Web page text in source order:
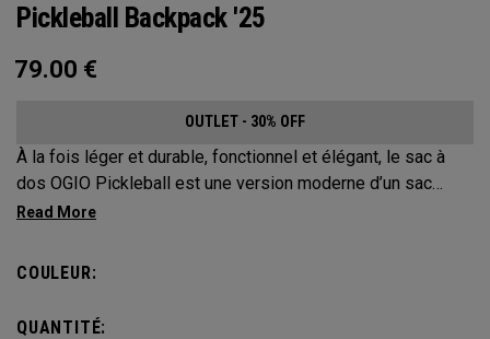
Pickleball Backpack '25
79.00 €
OUTLET - 30% OFF
À la fois léger et durable, fonctionnel et élégant, le sac à
dos OGIO Pickleball est une version moderne d’un sac
classique. Ce sac à dos extrêmement confortable protège
s’accroche à la clôture du terrain pour accéder facilement à
COULEUR:
QUANTITÉ: